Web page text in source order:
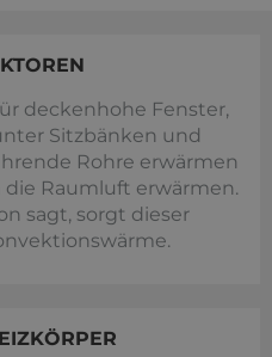
deckenhohe Fenster,
Sitzbänken und
Rohre erwärmen
Raumluft erwärmen.
sagt, sorgt dieser